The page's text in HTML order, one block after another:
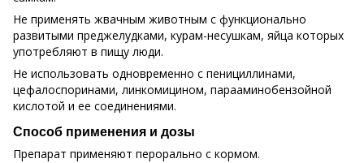
Не применять жвачным животным с функционально
развитыми преджелудками, курам-несушкам, яйца которых
употребляют в пищу люди.
Не использовать одновременно с пенициллинами,
цефалоспоринами, линкомицином, парааминобензойной
кислотой и ее соединениями.
Способ применения и дозы
Препарат применяют перорально с кормом.